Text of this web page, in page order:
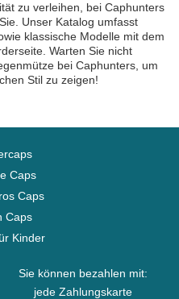
zu verleihen, bei Caphunters
Unser Katalog umfasst
klassische Modelle mit dem
Warten Sie nicht
bei Caphunters, um
Stil zu zeigen!
Caps
Caps
Caps
Kinder
Sie können bezahlen mit:
jede Zahlungskarte